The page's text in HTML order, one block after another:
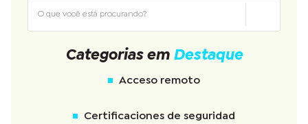
Categorias em Destaque
Acceso remoto
Certificaciones de seguridad